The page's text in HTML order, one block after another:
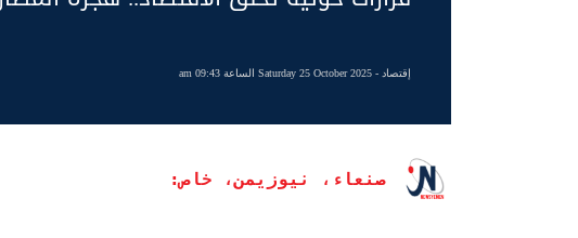
إقتصاد- Saturday 25 October 2025 الساعة 09:43 am
صنعاء، نيوزيمن، خاص: